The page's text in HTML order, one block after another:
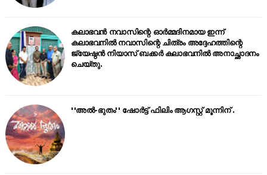
കലാഭവൻ നവാസിന്റെ ഓർമ്മദിനമായ ഇന്ന്
കലാഭവനിൽ നവാസിന്റെ ചിത്രം അദ്ദേഹത്തിന്റെ
ജ്യേഷ്ഠൻ നിയാസ് ബക്കർ കലാഭവനിൽ അനാച്ഛാദനം
ചെയ്തു.
''അൽ-ഭുതം'' ഷോർട്ട് ഫിലിം ആഗസ്റ്റ് മൂന്നിന് .